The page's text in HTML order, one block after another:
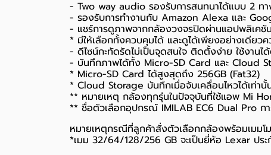
- Two way audio รองรับการสนทนาได้แบบ 2 ท
- รองรับการทำงานกับ Amazon Alexa และ
- แชร์การดูภาพจากกล้องวงจรปิดผ่านแอปพลิเคชั
* มีให้เลือกทั้งควบคุมได้ และดูได้เพียงอย่างเดียวค
- ดีไซน์กะทัดรัดไม่เป็นจุดสนใจ ติดตั้งง่าย ใช้งาน
- บันทึกภาพได้ทั้ง Micro-SD Card และ Cloud
* Micro-SD Card ได้สูงสุดถึง 256GB (Fat32)
* Cloud Storage บันทึกเมื่อจับเคลื่อนไหวได้เท่า
** หมายเหตุ กล้องทุกรุ่นในปัจจุบันที่ใช้แอพ Mi
** ชื่อตัวเลือกอุปกรณ์ IMILAB EC6 Dual Pro ก
หมายเหตุกรณีที่ลูกค้าสั่งตัวเลือกกล้องพร้อมเมมโ
*เมม 32/64/128/256 GB จะเป็นยี่ห้อ Lexar ปร